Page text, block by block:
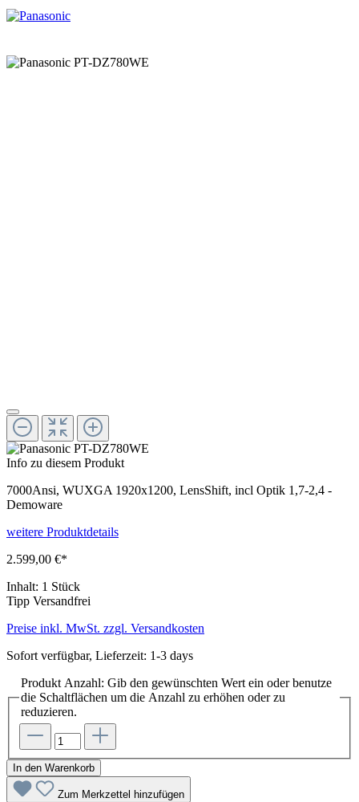
Info zu diesem Produkt
7000Ansi, WUXGA 1920x1200, LensShift, incl Optik 1,7-2,4 -
Demoware
weitere Produktdetails
2.599,00 €*
Inhalt: 1 Stück
Tipp Versandfrei
Preise inkl. MwSt. zzgl. Versandkosten
Sofort verfügbar, Lieferzeit: 1-3 days
Produkt Anzahl: Gib den gewünschten Wert ein oder benutze
die Schaltflächen um die Anzahl zu erhöhen oder zu
reduzieren.
In den Warenkorb
Zum Merkzettel hinzufügen